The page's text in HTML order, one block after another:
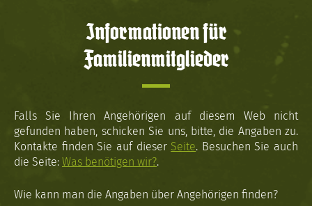
Informationen für
Familienmitglieder
Falls Sie Ihren Angehörigen auf diesem Web nicht
gefunden haben, schicken Sie uns, bitte, die Angaben zu.
Kontakte finden Sie auf dieser Seite. Besuchen Sie auch
die Seite: Was benötigen wir?.
Wie kann man die Angaben über Angehörigen finden?